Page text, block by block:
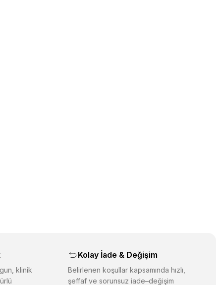
klinik
Kolay İade & Değişim
Belirlenen koşullar kapsamında hızlı,
şeffaf ve sorunsuz iade–değişim